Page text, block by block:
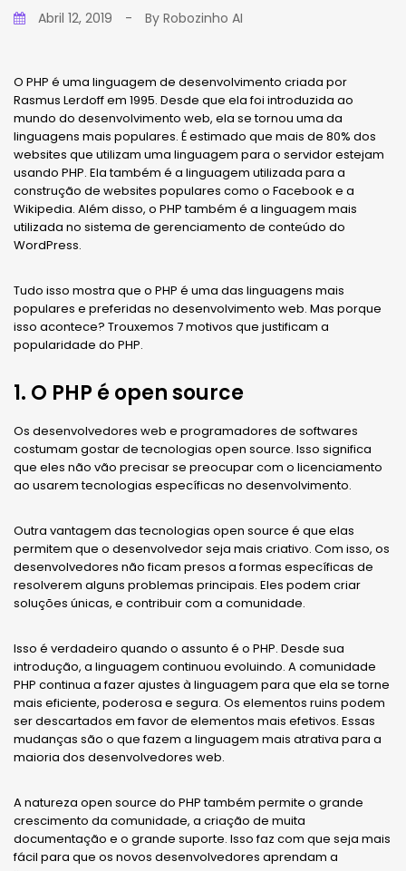
Abril 12, 2019 - By Robozinho AI
O PHP é uma linguagem de desenvolvimento criada por
Rasmus Lerdoff em 1995. Desde que ela foi introduzida ao
mundo do desenvolvimento web, ela se tornou uma da
linguagens mais populares. É estimado que mais de 80% dos
websites que utilizam uma linguagem para o servidor estejam
usando PHP. Ela também é a linguagem utilizada para a
construção de websites populares como o Facebook e a
Wikipedia. Além disso, o PHP também é a linguagem mais
utilizada no sistema de gerenciamento de conteúdo do
WordPress.
Tudo isso mostra que o PHP é uma das linguagens mais
populares e preferidas no desenvolvimento web. Mas porque
isso acontece? Trouxemos 7 motivos que justificam a
popularidade do PHP.
1. O PHP é open source
Os desenvolvedores web e programadores de softwares
costumam gostar de tecnologias open source. Isso significa
que eles não vão precisar se preocupar com o licenciamento
ao usarem tecnologias específicas no desenvolvimento.
Outra vantagem das tecnologias open source é que elas
permitem que o desenvolvedor seja mais criativo. Com isso, os
desenvolvedores não ficam presos a formas específicas de
resolverem alguns problemas principais. Eles podem criar
soluções únicas, e contribuir com a comunidade.
Isso é verdadeiro quando o assunto é o PHP. Desde sua
introdução, a linguagem continuou evoluindo. A comunidade
PHP continua a fazer ajustes à linguagem para que ela se torne
mais eficiente, poderosa e segura. Os elementos ruins podem
ser descartados em favor de elementos mais efetivos. Essas
mudanças são o que fazem a linguagem mais atrativa para a
maioria dos desenvolvedores web.
A natureza open source do PHP também permite o grande
crescimento da comunidade, a criação de muita
documentação e o grande suporte. Isso faz com que seja mais
fácil para que os novos desenvolvedores aprendam a